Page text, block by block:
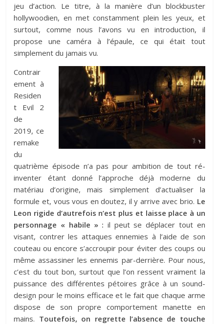
jeu d’action. Le titre, à la manière d’un blockbuster
hollywoodien, en met constamment plein les yeux, et
surtout, comme nous l’avons vu en introduction, il
propose une caméra à l’épaule, ce qui était tout
simplement du jamais vu.
Contrair
ement à
Residen
t Evil 2
de
2019, ce
remake
du
quatrième épisode n’a pas pour ambition de tout ré-
inventer étant donné l’approche déjà moderne du
matériau d’origine, mais simplement d’actualiser la
formule et, vous vous en doutez, il y arrive avec brio. Le
Leon rigide d’autrefois n’est plus et laisse place à un
personnage « habile » : il peut se déplacer tout en
visant, contrer les attaques ennemies à l’aide de son
couteau ou encore s’accroupir pour éviter des coups ou
même assassiner les ennemis par-derrière. Pour nous,
c’est du tout bon, surtout que l’on ressent vraiment la
puissance des différentes pétoires grâce à un sound-
design pour le moins efficace et le fait que chaque arme
dispose de son propre comportement manette en
mains. Toutefois, on regrette l’absence de touche